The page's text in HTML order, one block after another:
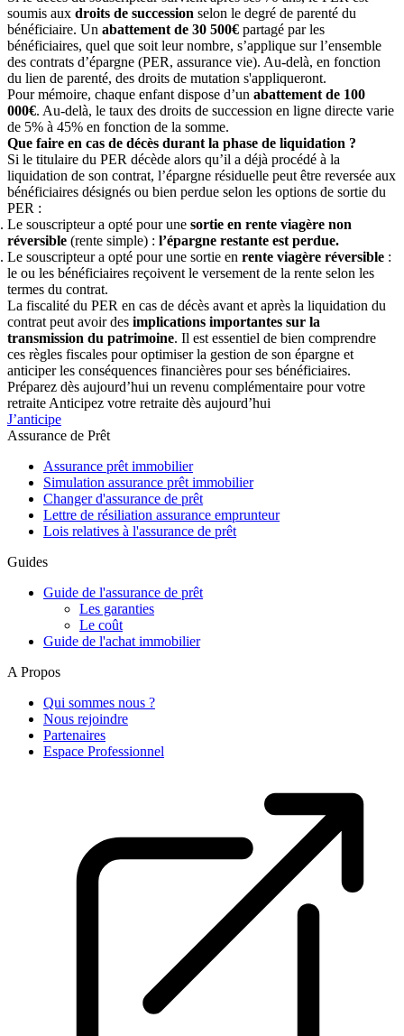
soumis aux droits de succession selon le degré de parenté du
bénéficiaire. Un abattement de 30 500€ partagé par les
bénéficiaires, quel que soit leur nombre, s’applique sur l’ensemble
des contrats d’épargne (PER, assurance vie). Au-delà, en fonction
du lien de parenté, des droits de mutation s'appliqueront.
Pour mémoire, chaque enfant dispose d’un abattement de 100
000€. Au-delà, le taux des droits de succession en ligne directe varie
de 5% à 45% en fonction de la somme.
Que faire en cas de décès durant la phase de liquidation ?
Si le titulaire du PER décède alors qu’il a déjà procédé à la
liquidation de son contrat, l’épargne résiduelle peut être reversée aux
bénéficiaires désignés ou bien perdue selon les options de sortie du
PER :
Le souscripteur a opté pour une sortie en rente viagère non
réversible (rente simple) : l’épargne restante est perdue.
Le souscripteur a opté pour une sortie en rente viagère réversible :
le ou les bénéficiaires reçoivent le versement de la rente selon les
termes du contrat.
La fiscalité du PER en cas de décès avant et après la liquidation du
contrat peut avoir des implications importantes sur la
transmission du patrimoine. Il est essentiel de bien comprendre
ces règles fiscales pour optimiser la gestion de son épargne et
anticiper les conséquences financières pour ses bénéficiaires.
Préparez dès aujourd’hui un revenu complémentaire pour votre
retraite Anticipez votre retraite dès aujourd’hui
J’anticipe
Assurance de Prêt
Assurance prêt immobilier
Simulation assurance prêt immobilier
Changer d'assurance de prêt
Lettre de résiliation assurance emprunteur
Lois relatives à l'assurance de prêt
Guides
Guide de l'assurance de prêt
Les garanties
Le coût
Guide de l'achat immobilier
A Propos
Qui sommes nous ?
Nous rejoindre
Partenaires
Espace Professionnel